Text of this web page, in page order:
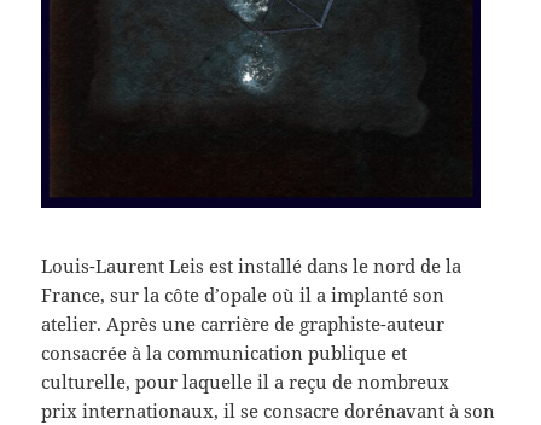
Louis-Laurent Leis est installé dans le nord de la
France, sur la côte d’opale où il a implanté son
atelier. Après une carrière de graphiste-auteur
consacrée à la communication publique et
culturelle, pour laquelle il a reçu de nombreux
prix internationaux, il se consacre dorénavant à son